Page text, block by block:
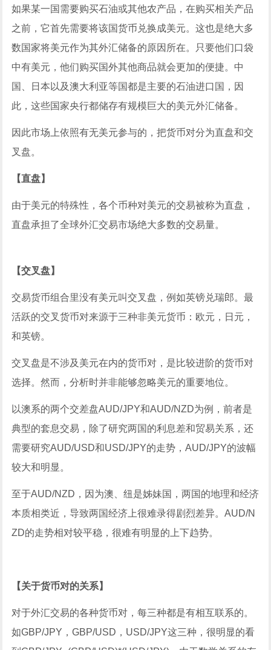
如果某一国需要购买石油或其他农产品，在购买相关产品
之前，它首先需要将该国货币兑换成美元。这也是绝大多
数国家将美元作为其外汇储备的原因所在。只要他们口袋
中有美元，他们购买国外其他商品就会更加的便捷。中
国、日本以及澳大利亚等国都是主要的石油进口国，因
此，这些国家央行都储存有规模巨大的美元外汇储备。
因此市场上依照有无美元参与的，把货币对分为直盘和交
叉盘。
【直盘】
由于美元的特殊性，各个币种对美元的交易被称为直盘，
直盘承担了全球外汇交易市场绝大多数的交易量。
【交叉盘】
交易货币组合里没有美元叫交叉盘，例如英镑兑瑞郎。最
活跃的交叉货币对来源于三种非美元货币：欧元，日元，
和英镑。
交叉盘是不涉及美元在内的货币对，是比较进阶的货币对
选择。然而，分析时并非能够忽略美元的重要地位。
以澳系的两个交差盘AUD/JPY和AUD/NZD为例，前者是
典型的套息交易，除了研究两国的利息差和贸易关系，还
需要研究AUD/USD和USD/JPY的走势，AUD/JPY的波幅
较大和明显。
至于AUD/NZD，因为澳、纽是姊妹国，两国的地理和经济
本质相类近，导致两国经济上很难录得剧烈差异。AUD/N
ZD的走势相对较平稳，很难有明显的上下趋势。
【关于货币对的关系】
对于外汇交易的各种货币对，每三种都是有相互联系的。
如GBP/JPY，GBP/USD，USD/JPY这三种，很明显的看